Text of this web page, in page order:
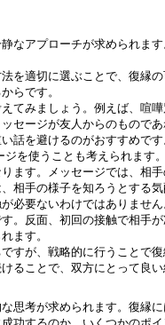
なアプローチが求められま
を適切に選ぶことで、復縁
らです。
てみましょう。例えば、喧
セージが友人からのもので
話を避けるのがおすすめです
を使うことも考えられます
ます。メッセージでは、相
相手の様子を知ろうとする気
必要ないわけではありませ
。反面、初回の接触で相手
ます。
すが、戦略的に行うことで
ることで、双方にとって良い
思考が求められます。復縁